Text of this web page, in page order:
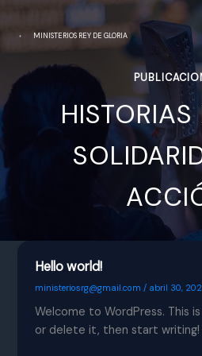
MINISTERIOS REY DE GLORIA
HISTORIAS
Hello world!
ministeriosrg@gmail.com/ abril 30,
Welcome to WordPress. This
or delete it, then start writing!